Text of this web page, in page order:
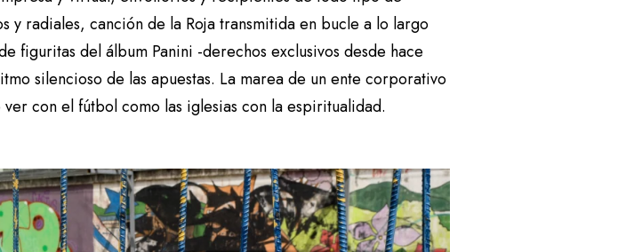
y radiales, canción de la Roja transmitida en bucle a lo largo
figuritas del álbum Panini -derechos exclusivos desde hace
silencioso de las apuestas. La marea de un ente corporativo
con el fútbol como las iglesias con la espiritualidad.